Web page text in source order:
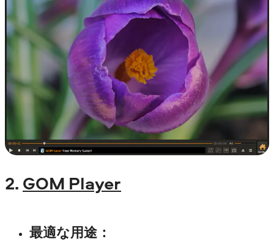
2. GOM Player
最適な用途 ：